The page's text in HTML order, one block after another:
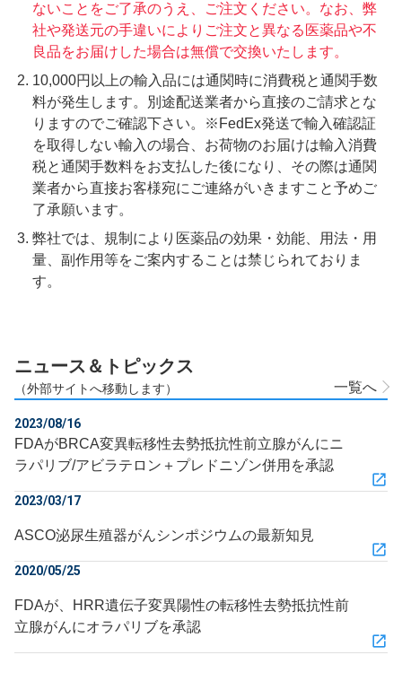
ないことをご了承のうえ、ご注文ください。なお、弊
社や発送元の手違いによりご注文と異なる医薬品や不
良品をお届けした場合は無償で交換いたします。
10,000円以上の輸入品には通関時に消費税と通関手数
料が発生します。別途配送業者から直接のご請求とな
りますのでご確認下さい。※FedEx発送で輸入確認証
を取得しない輸入の場合、お荷物のお届けは輸入消費
税と通関手数料をお支払した後になり、その際は通関
業者から直接お客様宛にご連絡がいきますこと予めご
了承願います。
弊社では、規制により医薬品の効果・効能、用法・用
量、副作用等をご案内することは禁じられておりま
す。
ニュース＆トピックス
（外部サイトへ移動します） 一覧へ
2023/08/16
FDAがBRCA変異転移性去勢抵抗性前立腺がんにニ
ラパリブ/アビラテロン＋プレドニゾン併用を承認
2023/03/17
ASCO泌尿生殖器がんシンポジウムの最新知見
2020/05/25
FDAが、HRR遺伝子変異陽性の転移性去勢抵抗性前
立腺がんにオラパリブを承認